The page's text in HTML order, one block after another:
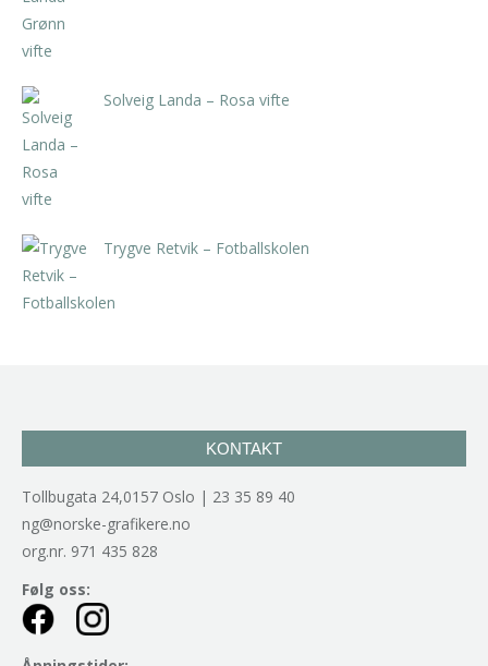
Solveig Landa – Rosa vifte
Trygve Retvik – Fotballskolen
KONTAKT
Tollbugata 24,0157 Oslo | 23 35 89 40
ng@norske-grafikere.no
org.nr. 971 435 828
Følg oss: